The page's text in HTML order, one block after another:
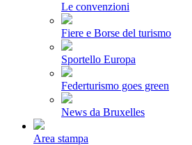
Le convenzioni
Fiere e Borse del turismo
Sportello Europa
Federturismo goes green
News da Bruxelles
Area stampa